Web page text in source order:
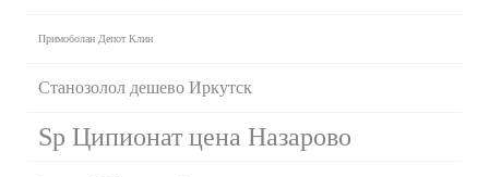
Примоболан Депот Клин
Станозолол дешево Иркутск
Sp Ципионат цена Назарово